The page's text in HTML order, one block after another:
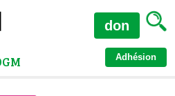
Adhésion
don